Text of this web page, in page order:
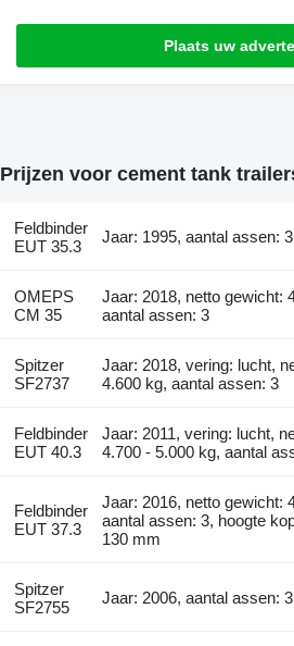
Plaats uw
Prijzen voor cement tank
Feldbinder
EUT 35.3
Jaar: 1995, aantal assen: 3
OMEPS
CM 35
Jaar: 2018, netto gewicht:
aantal assen: 3
Spitzer
SF2737
Jaar: 2018, vering: lucht,
4.600 kg, aantal assen: 3
Feldbinder
EUT 40.3
Jaar: 2011, vering: lucht,
4.700 - 5.000 kg, aantal
Feldbinder
EUT 37.3
Jaar: 2016, netto gewicht:
aantal assen: 3, hoogte
130 mm
Spitzer
SF2755
Jaar: 2006, aantal assen: 3